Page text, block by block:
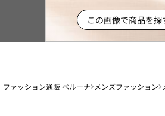
この画像で商品を探
ファッション通販 ベルーナ メンズファッション